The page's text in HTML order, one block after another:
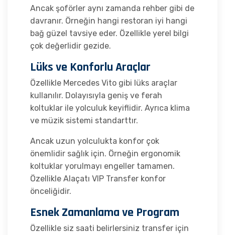
Ancak şoförler aynı zamanda rehber gibi de
davranır. Örneğin hangi restoran iyi hangi
bağ güzel tavsiye eder. Özellikle yerel bilgi
çok değerlidir gezide.
Lüks ve Konforlu Araçlar
Özellikle Mercedes Vito gibi lüks araçlar
kullanılır. Dolayısıyla geniş ve ferah
koltuklar ile yolculuk keyiflidir. Ayrıca klima
ve müzik sistemi standarttır.
Ancak uzun yolculukta konfor çok
önemlidir sağlık için. Örneğin ergonomik
koltuklar yorulmayı engeller tamamen.
Özellikle Alaçatı VIP Transfer konfor
önceliğidir.
Esnek Zamanlama ve Program
Özellikle siz saati belirlersiniz transfer için